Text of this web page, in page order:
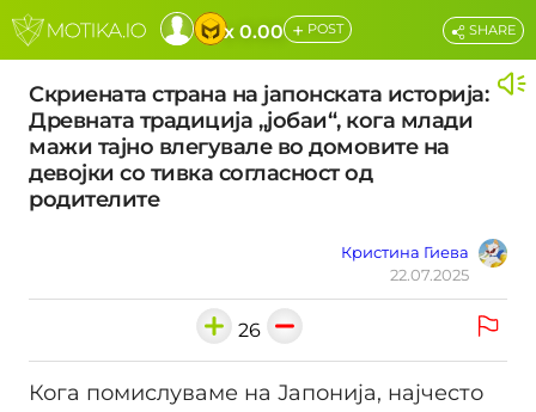
x 0.00 + POST
Скриената страна на јапонската историја:
Древната традиција „јобаи“, кога млади
мажи тајно влегувале во домовите на
девојки со тивка согласност од
родителите
Кристина Гиева
22.07.2025
SHARE
26
Кога помислуваме на Јапонија, најчесто